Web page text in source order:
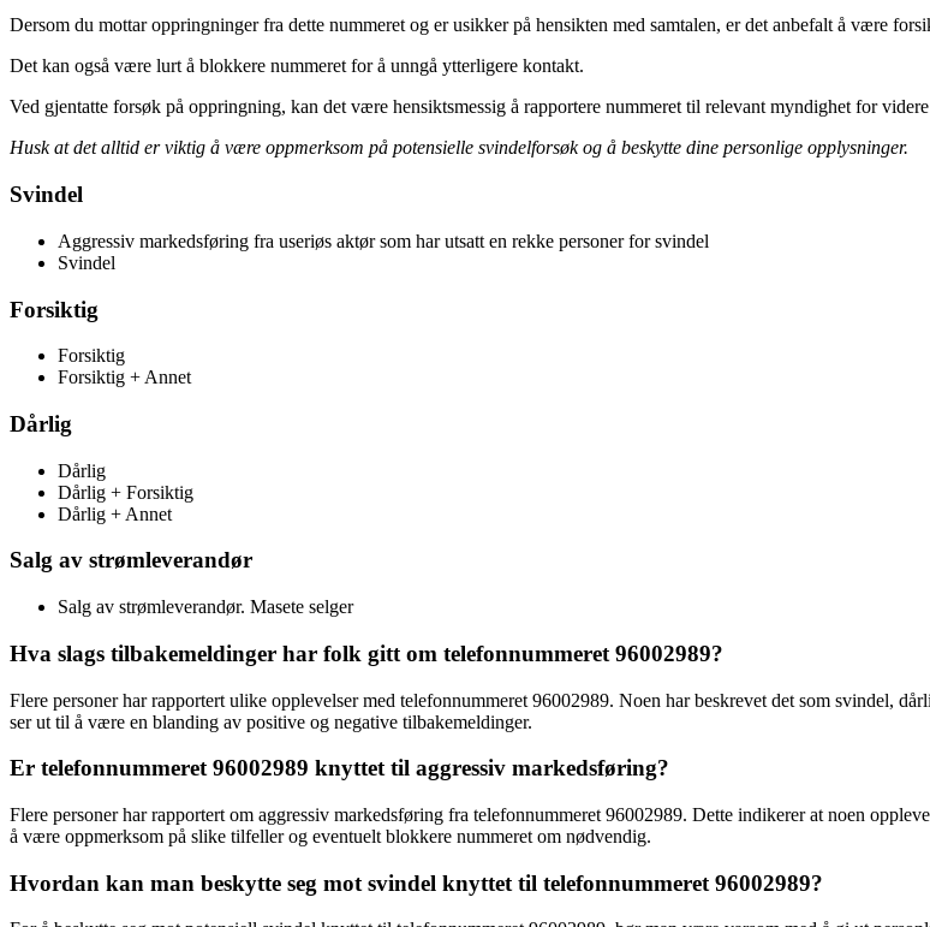
Dersom du mottar oppringninger fra dette nummeret og er usikker på hensikten med samtalen, er det anbefalt å være
Det kan også være lurt å blokkere nummeret for å unngå ytterligere kontakt.
Ved gjentatte forsøk på oppringning, kan det være hensiktsmessig å rapportere nummeret til relevant myndighet for
Husk at det alltid er viktig å være oppmerksom på potensielle svindelforsøk og å beskytte dine personlige opplysninger.
Svindel
Aggressiv markedsføring fra useriøs aktør som har utsatt en rekke personer for svindel
Svindel
Forsiktig
Forsiktig
Forsiktig + Annet
Dårlig
Dårlig
Dårlig + Forsiktig
Dårlig + Annet
Salg av strømleverandør
Salg av strømleverandør. Masete selger
Hva slags tilbakemeldinger har folk gitt om telefonnummeret 96002989?
Flere personer har rapportert ulike opplevelser med telefonnummeret 96002989. Noen har beskrevet det som svindel,
ser ut til å være en blanding av positive og negative tilbakemeldinger.
Er telefonnummeret 96002989 knyttet til aggressiv markedsføring?
Flere personer har rapportert om aggressiv markedsføring fra telefonnummeret 96002989. Dette indikerer at noen
å være oppmerksom på slike tilfeller og eventuelt blokkere nummeret om nødvendig.
Hvordan kan man beskytte seg mot svindel knyttet til telefonnummeret 96002989?